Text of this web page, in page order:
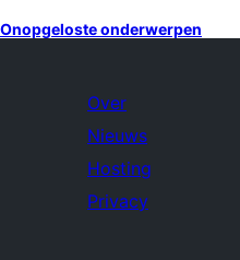
Onopgeloste onderwerpen
Over
Nieuws
Hosting
Privacy